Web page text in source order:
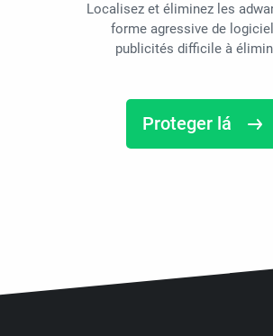
Localisez et éliminez les
forme agressive de
publicités difficile à
Proteger lá